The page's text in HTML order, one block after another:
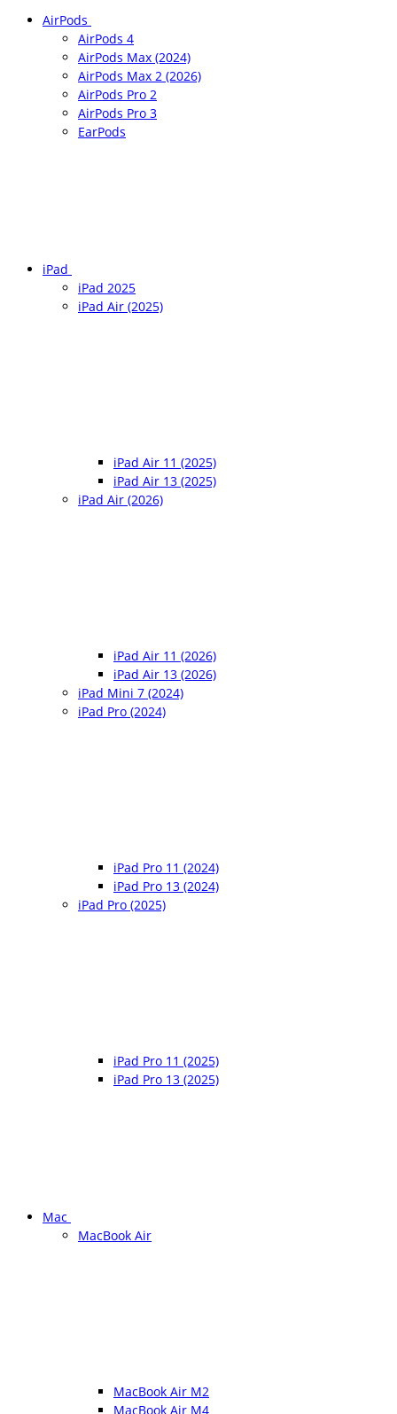
AirPods
AirPods 4
AirPods Max (2024)
AirPods Max 2 (2026)
AirPods Pro 2
AirPods Pro 3
EarPods
iPad
iPad 2025
iPad Air (2025)
iPad Air 11 (2025)
iPad Air 13 (2025)
iPad Air (2026)
iPad Air 11 (2026)
iPad Air 13 (2026)
iPad Mini 7 (2024)
iPad Pro (2024)
iPad Pro 11 (2024)
iPad Pro 13 (2024)
iPad Pro (2025)
iPad Pro 11 (2025)
iPad Pro 13 (2025)
Mac
MacBook Air
MacBook Air M2
MacBook Air M4